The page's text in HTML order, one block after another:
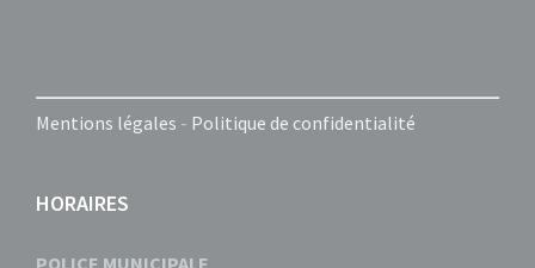
Mentions légales - Politique de confidentialité
HORAIRES
POLICE MUNICIPALE